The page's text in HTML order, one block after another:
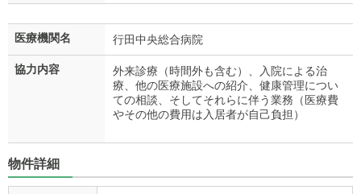
医療機関名 行田中央総合病院
協力内容
外来診療（時間外も含む）、入院による治
療、他の医療施設への紹介、健康管理につい
ての相談、そしてそれらに伴う業務（医療費
やその他の費用は入居者が自己負担）
物件詳細